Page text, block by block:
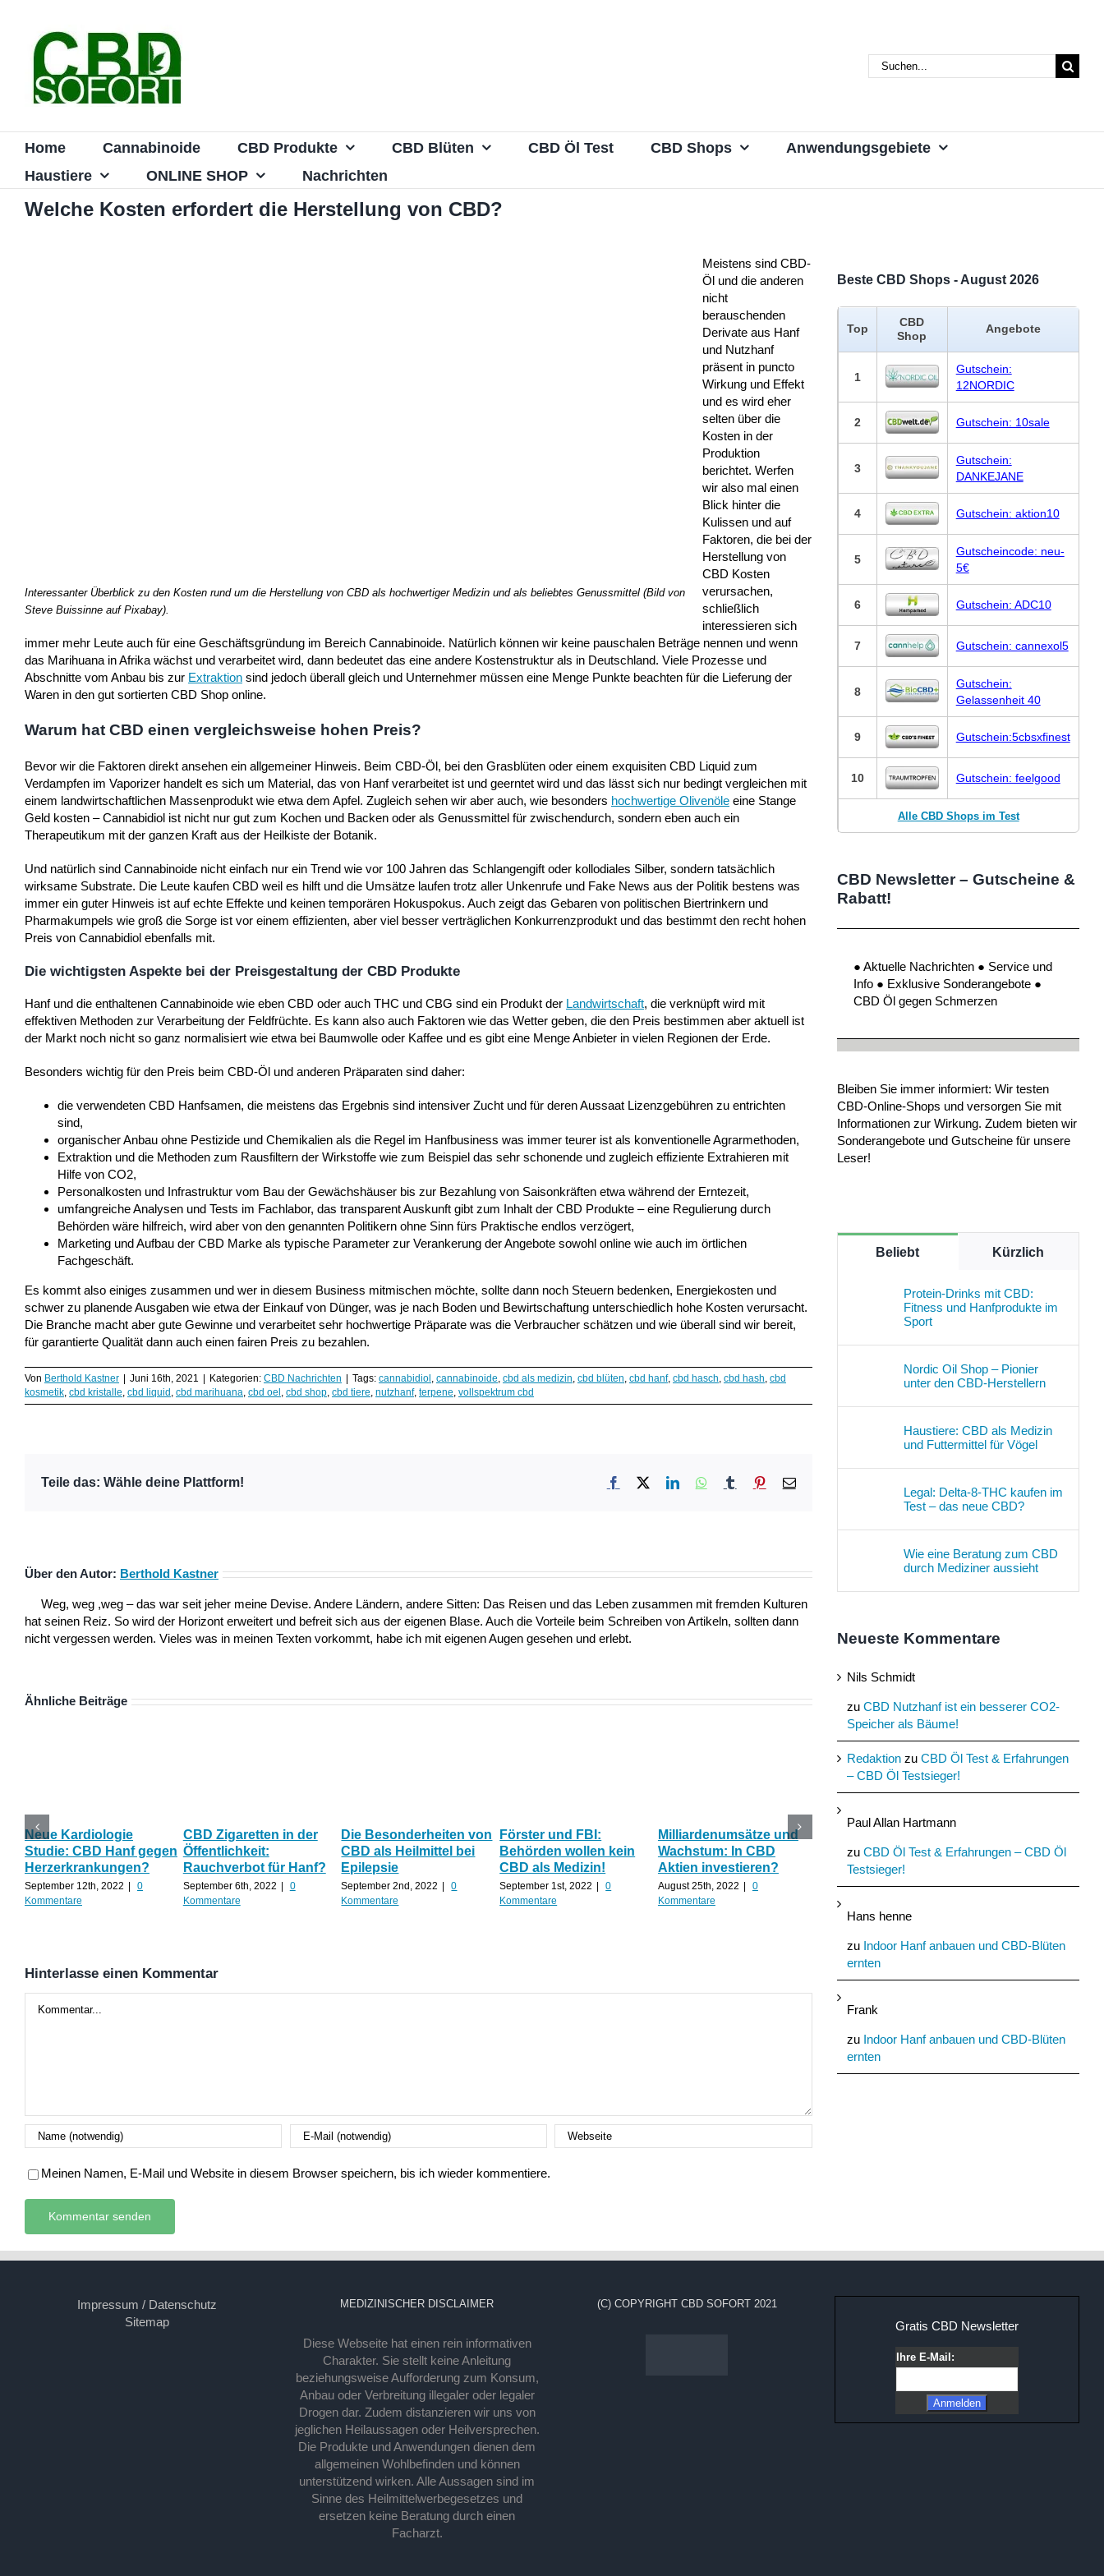
springen
Suche
nach:
Home Cannabinoide CBD Produkte CBD Blüten CBD Öl Test CBD Shops
Anwendungsgebiete
Haustiere
ONLINE SHOP Nachrichten
Welche Kosten erfordert die Herstellung von CBD?
Interessanter Überblick zu den Kosten rund um die Herstellung von CBD als hochwertiger Medizin und als beliebtes Genussmittel (Bild von
Steve Buissinne auf Pixabay).
Meistens sind CBD-
Öl und die anderen
nicht
berauschenden
Derivate aus Hanf
und Nutzhanf
präsent in puncto
Wirkung und Effekt
und es wird eher
selten über die
Kosten in der
Produktion
berichtet. Werfen
wir also mal einen
Blick hinter die
Kulissen und auf
Faktoren, die bei der
Herstellung von
CBD Kosten
verursachen,
schließlich
interessieren sich
immer mehr Leute auch für eine Geschäftsgründung im Bereich Cannabinoide. Natürlich können wir keine pauschalen Beträge nennen und wenn
das Marihuana in Afrika wächst und verarbeitet wird, dann bedeutet das eine andere Kostenstruktur als in Deutschland. Viele Prozesse und
Abschnitte vom Anbau bis zur Extraktion sind jedoch überall gleich und Unternehmer müssen eine Menge Punkte beachten für die Lieferung der
Waren in den gut sortierten CBD Shop online.
Warum hat CBD einen vergleichsweise hohen Preis?
Bevor wir die Faktoren direkt ansehen ein allgemeiner Hinweis. Beim CBD-Öl, bei den Grasblüten oder einem exquisiten CBD Liquid zum
Verdampfen im Vaporizer handelt es sich um Material, das von Hanf verarbeitet ist und geerntet wird und das lässt sich nur bedingt vergleichen mit
einem landwirtschaftlichen Massenprodukt wie etwa dem Apfel. Zugleich sehen wir aber auch, wie besonders hochwertige Olivenöle eine Stange
Geld kosten – Cannabidiol ist nicht nur gut zum Kochen und Backen oder als Genussmittel für zwischendurch, sondern eben auch ein
Therapeutikum mit der ganzen Kraft aus der Heilkiste der Botanik.
Und natürlich sind Cannabinoide nicht einfach nur ein Trend wie vor 100 Jahren das Schlangengift oder kollodiales Silber, sondern tatsächlich
wirksame Substrate. Die Leute kaufen CBD weil es hilft und die Umsätze laufen trotz aller Unkenrufe und Fake News aus der Politik bestens was
immer ein guter Hinweis ist auf echte Effekte und keinen temporären Hokuspokus. Auch zeigt das Gebaren von politischen Biertrinkern und
Pharmakumpels wie groß die Sorge ist vor einem effizienten, aber viel besser verträglichen Konkurrenzprodukt und das bestimmt den recht hohen
Preis von Cannabidiol ebenfalls mit.
Die wichtigsten Aspekte bei der Preisgestaltung der CBD Produkte
Hanf und die enthaltenen Cannabinoide wie eben CBD oder auch THC und CBG sind ein Produkt der Landwirtschaft, die verknüpft wird mit
effektiven Methoden zur Verarbeitung der Feldfrüchte. Es kann also auch Faktoren wie das Wetter geben, die den Preis bestimmen aber aktuell ist
der Markt noch nicht so ganz normalisiert wie etwa bei Baumwolle oder Kaffee und es gibt eine Menge Anbieter in vielen Regionen der Erde.
Besonders wichtig für den Preis beim CBD-Öl und anderen Präparaten sind daher:
die verwendeten CBD Hanfsamen, die meistens das Ergebnis sind intensiver Zucht und für deren Aussaat Lizenzgebühren zu entrichten
sind,
organischer Anbau ohne Pestizide und Chemikalien als die Regel im Hanfbusiness was immer teurer ist als konventionelle Agrarmethoden,
Extraktion und die Methoden zum Rausfiltern der Wirkstoffe wie zum Beispiel das sehr schonende und zugleich effiziente Extrahieren mit
Hilfe von CO2,
Personalkosten und Infrastruktur vom Bau der Gewächshäuser bis zur Bezahlung von Saisonkräften etwa während der Erntezeit,
umfangreiche Analysen und Tests im Fachlabor, das transparent Auskunft gibt zum Inhalt der CBD Produkte – eine Regulierung durch
Behörden wäre hilfreich, wird aber von den genannten Politikern ohne Sinn fürs Praktische endlos verzögert,
Marketing und Aufbau der CBD Marke als typische Parameter zur Verankerung der Angebote sowohl online wie auch im örtlichen
Fachgeschäft.
Es kommt also einiges zusammen und wer in diesem Business mitmischen möchte, sollte dann noch Steuern bedenken, Energiekosten und
schwer zu planende Ausgaben wie etwa der Einkauf von Dünger, was je nach Boden und Bewirtschaftung unterschiedlich hohe Kosten verursacht.
Die Branche macht aber gute Gewinne und verarbeitet sehr hochwertige Präparate was die Verbraucher schätzen und wie überall sind wir bereit,
für garantierte Qualität dann auch einen fairen Preis zu bezahlen.
Von Berthold Kastner | Juni 16th, 2021 | Kategorien: CBD Nachrichten | Tags: cannabidiol, cannabinoide, cbd als medizin, cbd blüten, cbd hanf, cbd hasch, cbd hash, cbd
kosmetik, cbd kristalle, cbd liquid, cbd marihuana, cbd oel, cbd shop, cbd tiere, nutzhanf, terpene, vollspektrum cbd
Teile das: Wähle deine Plattform! Facebook
X LinkedInWhatsApp
TumblrPinterest
E-
Über den Autor: Berthold Kastner
Weg, weg ,weg – das war seit jeher meine Devise. Andere Ländern, andere Sitten: Das Reisen und das Leben zusammen mit fremden Kulturen
hat seinen Reiz. So wird der Horizont erweitert und befreit sich aus der eigenen Blase. Auch die Vorteile beim Schreiben von Artikeln, sollten dann
nicht vergessen werden. Vieles was in meinen Texten vorkommt, habe ich mit eigenen Augen gesehen und erlebt.
Ähnliche Beiträge
Neue Kardiologie
Studie: CBD Hanf gegen
Herzerkrankungen?
September 12th, 2022 |
0
Kommentare
CBD Zigaretten in der
Öffentlichkeit:
Rauchverbot für Hanf?
September 6th, 2022 |
0
Kommentare
Die Besonderheiten von
CBD als Heilmittel bei
Epilepsie
September 2nd, 2022 |
0
Kommentare
Förster und FBI:
Behörden wollen kein
CBD als Medizin!
September 1st, 2022 |
0
Kommentare
Milliardenumsätze und
Wachstum: In CBD
Aktien investieren?
August 25th, 2022 |
0
Kommentare
hilfreich ist CBD Hanf
nach zu viel Alkohol?
August 24th, 2022 | 0
Kommentare
Nutzhanf und
Baumaterial
Hinterlasse einen Kommentar
Meinen Namen, E-Mail und Website in diesem Browser speichern, bis ich wieder kommentiere.
Beste CBD Shops - August 2026
Top
CBD
Shop
Angebote
1
Gutschein:
12NORDIC
2 Gutschein: 10sale
3
Gutschein:
DANKEJANE
4 Gutschein: aktion10
5
Gutscheincode: neu-
5€
6 Gutschein: ADC10
7 Gutschein: cannexol5
8
Gutschein:
Gelassenheit 40
9 Gutschein:5cbsxfinest
10 Gutschein: feelgood
Alle CBD Shops im Test
CBD Newsletter – Gutscheine &
Rabatt!
● Aktuelle Nachrichten ● Service und
Info ● Exklusive Sonderangebote ●
CBD Öl gegen Schmerzen
Bleiben Sie immer informiert: Wir testen
CBD-Online-Shops und versorgen Sie mit
Informationen zur Wirkung. Zudem bieten wir
Sonderangebote und Gutscheine für unsere
Leser!
Beliebt Kürzlich
Protein-Drinks mit CBD:
Fitness und Hanfprodukte im
Sport
Nordic Oil Shop – Pionier
unter den CBD-Herstellern
Haustiere: CBD als Medizin
und Futtermittel für Vögel
Legal: Delta-8-THC kaufen im
Test – das neue CBD?
Wie eine Beratung zum CBD
durch Mediziner aussieht
Neueste Kommentare
Nils Schmidt
zu CBD Nutzhanf ist ein besserer CO2-
Speicher als Bäume!
Redaktion zu CBD Öl Test & Erfahrungen
– CBD Öl Testsieger!
Paul Allan Hartmann
zu CBD Öl Test & Erfahrungen – CBD Öl
Testsieger!
Hans henne
zu Indoor Hanf anbauen und CBD-Blüten
ernten
Frank
zu Indoor Hanf anbauen und CBD-Blüten
ernten
Impressum / Datenschutz
Sitemap
MEDIZINISCHER DISCLAIMER
Diese Webseite hat einen rein informativen
Charakter. Sie stellt keine Anleitung
beziehungsweise Aufforderung zum Konsum,
Anbau oder Verbreitung illegaler oder legaler
Drogen dar. Zudem distanzieren wir uns von
jeglichen Heilaussagen oder Heilversprechen.
Die Produkte und Anwendungen dienen dem
allgemeinen Wohlbefinden und können
unterstützend wirken. Alle Aussagen sind im
Sinne des Heilmittelwerbegesetzes und
ersetzen keine Beratung durch einen
Facharzt.
(C) COPYRIGHT CBD SOFORT 2021
Gratis CBD Newsletter
Ihre E-Mail: